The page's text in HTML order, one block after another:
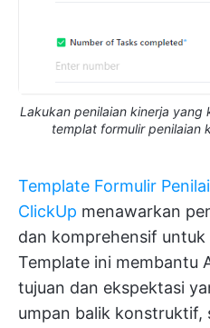
Lakukan penilaian kinerja
templat formulir penilaian
Template Formulir
ClickUp menawarkan
dan komprehensif untuk
Template ini membantu
tujuan dan ekspektasi
umpan balik konstruktif,